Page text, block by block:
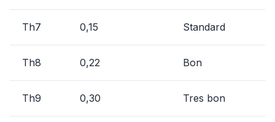
Th7 0,15 Standard
Th8 0,22 Bon
Th9 0,30 Tres bon